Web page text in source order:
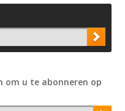
om u te abonneren op